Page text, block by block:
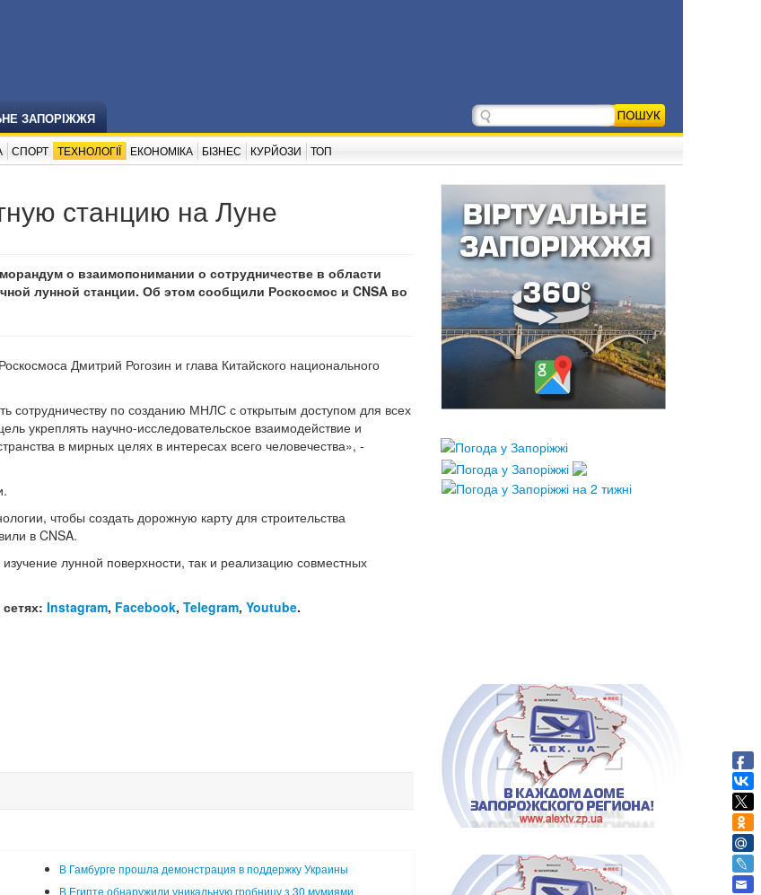
ЗАПОРІЖЖЯ
СПОРТ ТЕХНОЛОГІЇ ЕКОНОМІКА БІЗНЕС КУРЙОЗИ ТОП
станцию на Луне
о взаимопонимании о сотрудничестве в области
лунной станции. Об этом сообщили Роскосмос и CNSA во
Дмитрий Рогозин и глава Китайского национального
сотрудничеству по созданию МНЛС с открытым доступом для всех
укреплять научно-исследовательское взаимодействие и
в мирных целях в интересах всего человечества», -
чтобы создать дорожную карту для строительства
в CNSA.
лунной поверхности, так и реализацию совместных
Instagram, Facebook, Telegram, Youtube.
В Гамбурге прошла демонстрация в поддержку Украины
В Египте обнаружили уникальную гробницу з 30 мумиями.